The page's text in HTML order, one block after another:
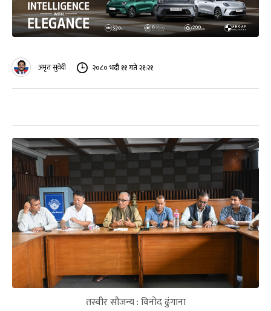
अमृत सुवेदी २०८० भदौ ११ गते २१:२१
तस्वीर सौजन्य : विनोद ढुंगाना